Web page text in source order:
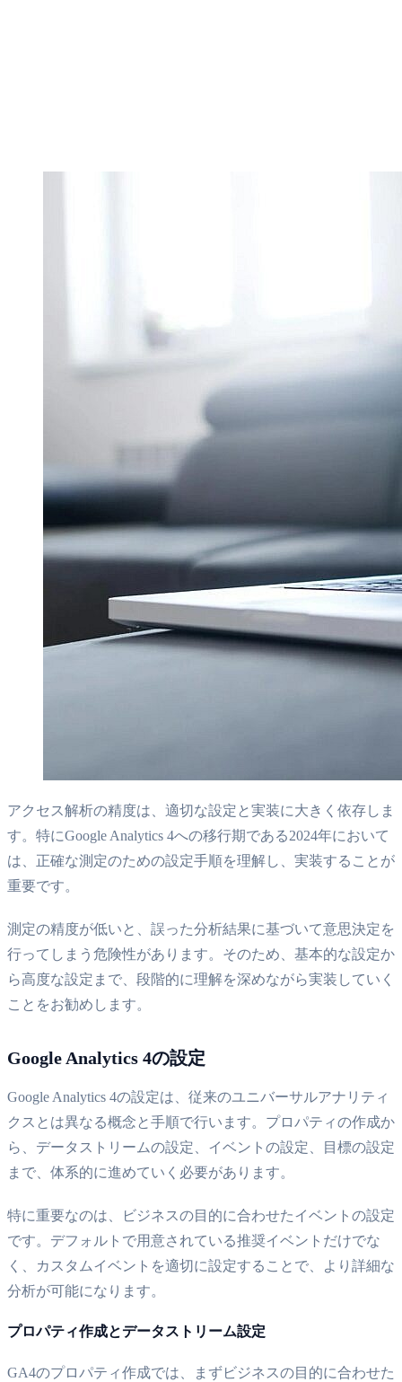
アクセス解析の精度は、適切な設定と実装に大きく依存しま
す。特にGoogle Analytics 4への移行期である2024年において
は、正確な測定のための設定手順を理解し、実装することが
重要です。
測定の精度が低いと、誤った分析結果に基づいて意思決定を
行ってしまう危険性があります。そのため、基本的な設定か
ら高度な設定まで、段階的に理解を深めながら実装していく
ことをお勧めします。
Google Analytics 4の設定
Google Analytics 4の設定は、従来のユニバーサルアナリティ
クスとは異なる概念と手順で行います。プロパティの作成か
ら、データストリームの設定、イベントの設定、目標の設定
まで、体系的に進めていく必要があります。
特に重要なのは、ビジネスの目的に合わせたイベントの設定
です。デフォルトで用意されている推奨イベントだけでな
く、カスタムイベントを適切に設定することで、より詳細な
分析が可能になります。
プロパティ作成とデータストリーム設定
GA4のプロパティ作成では、まずビジネスの目的に合わせた